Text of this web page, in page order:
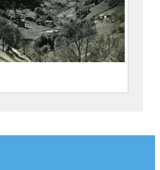
et les vallées du
Marius (Saint-